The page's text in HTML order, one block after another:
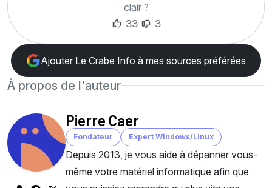
clair ?
33
3
Ajouter Le Crabe Info à mes sources préférées
À propos de l'auteur
Pierre Caer
Fondateur Expert Windows/Linux
Depuis 2013, je vous aide à dépanner vous-
même votre matériel informatique afin que